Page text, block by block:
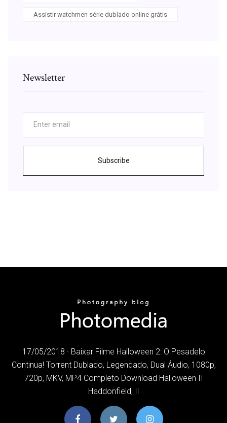
Assistir watchmen série dublado online grátis
Newsletter
Subscribe
17/05/2018 · Baixar Filme Halloween 2: O Pesadelo
Continua! Torrent Dublado, Legendado, Dual Áudio, 1080p,
720p, MKV, MP4 Completo Download Halloween II
Haddonfield, Il